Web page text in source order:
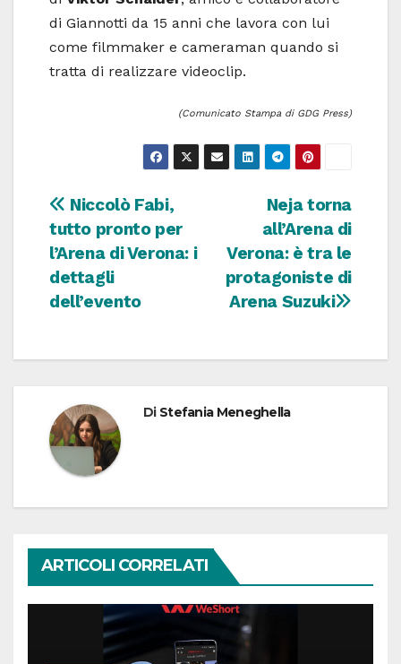
di Giannotti da 15 anni che lavora con lui
come filmmaker e cameraman quando si
tratta di realizzare videoclip.
(Comunicato Stampa di GDG Press)
Navigazione
articoli
Neja torna
all’Arena di
Verona: è tra le
protagoniste di
Arena Suzuki
Niccolò Fabi,
tutto pronto per
l’Arena di Verona: i
dettagli
dell’evento
Di Stefania Meneghella
ARTICOLI CORRELATI